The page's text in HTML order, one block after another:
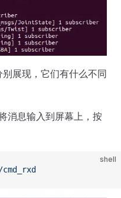
展现，它们有什么不同
消息输入到屏幕上，按
shell